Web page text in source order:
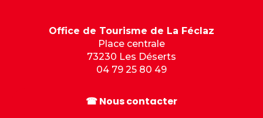
Office de Tourisme de La Féclaz
Place centrale
73230 Les Déserts
04 79 25 80 49
☎ Nous contacter